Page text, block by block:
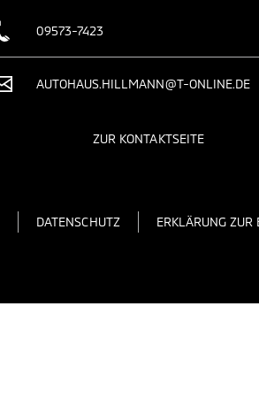
09573-7423
AUTOHAUS.HILLMANN@T-ONLINE.DE
ZUR KONTAKTSEITE
DATENSCHUTZ ERKLÄRUNG ZUR